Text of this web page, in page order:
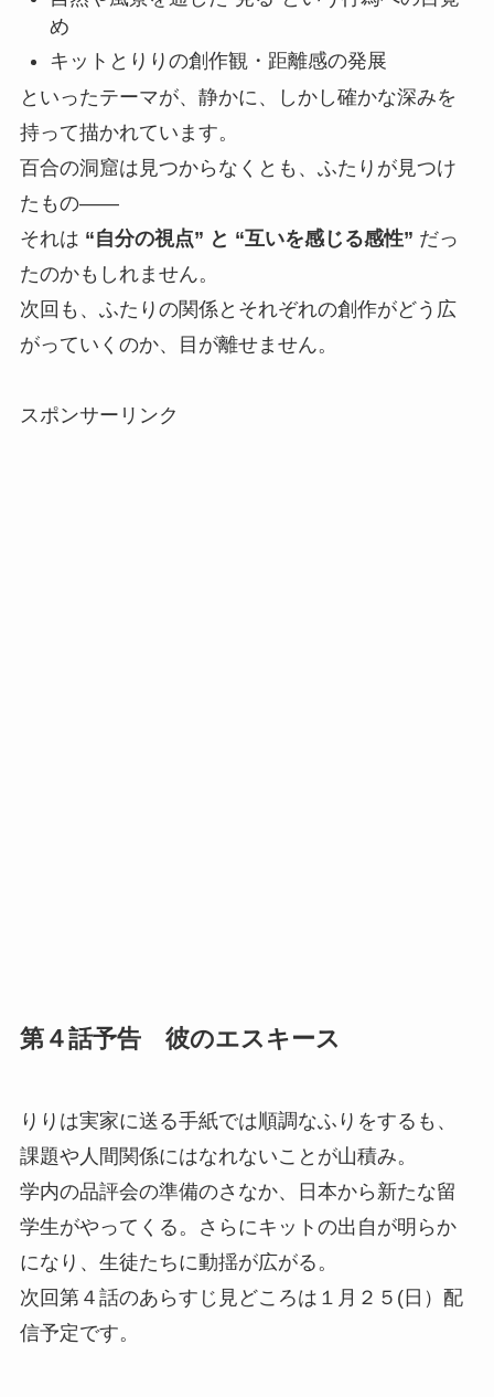
め
キットとりりの創作観・距離感の発展
といったテーマが、静かに、しかし確かな深みを
持って描かれています。
百合の洞窟は見つからなくとも、ふたりが見つけ
たもの――
それは “自分の視点” と “互いを感じる感性” だっ
たのかもしれません。
次回も、ふたりの関係とそれぞれの創作がどう広
がっていくのか、目が離せません。
スポンサーリンク
第４話予告 彼のエスキース
りりは実家に送る手紙では順調なふりをするも、
課題や人間関係にはなれないことが山積み。
学内の品評会の準備のさなか、日本から新たな留
学生がやってくる。さらにキットの出自が明らか
になり、生徒たちに動揺が広がる。
次回第４話のあらすじ見どころは１月２５(日）配
信予定です。